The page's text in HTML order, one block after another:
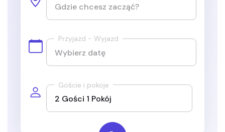
Przyjazd - Wyjazd
Goście i pokoje